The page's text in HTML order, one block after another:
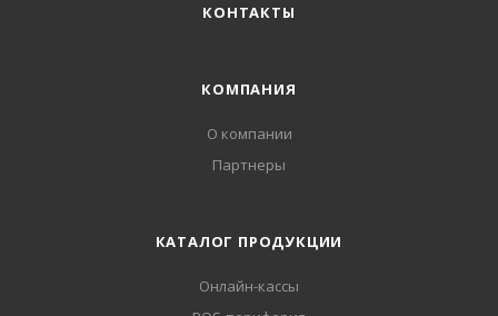
КОНТАКТЫ
КОМПАНИЯ
О компании
Партнеры
КАТАЛОГ ПРОДУКЦИИ
Онлайн-кассы